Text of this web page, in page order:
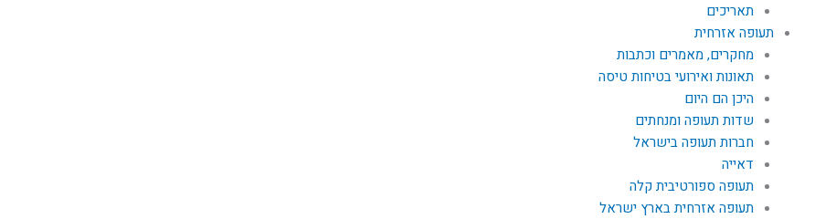
תאריכים
תעופה אזרחית
מחקרים, מאמרים וכתבות
תאונות ואירועי בטיחות טיסה
היכן הם היום
שדות תעופה ומנחתים
חברות תעופה בישראל
דאייה
תעופה ספורטיבית קלה
תעופה אזרחית בארץ ישראל